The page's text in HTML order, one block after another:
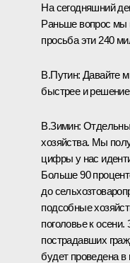
На сегодняшний
Раньше вопрос мы
просьба эти 240
В.Путин: Давайте
быстрее и
В.Зимин:
хозяйства. Мы
цифры у нас
Больше 90
до
подсобные
поголовье к осени.
пострадавших
будет проведена в